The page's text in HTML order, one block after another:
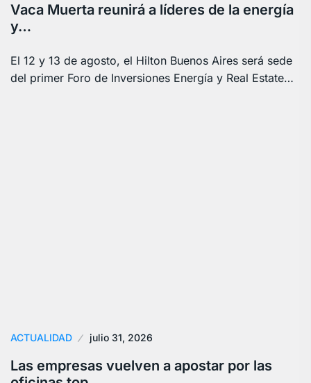
Vaca Muerta reunirá a líderes de la energía
y…
El 12 y 13 de agosto, el Hilton Buenos Aires será sede
del primer Foro de Inversiones Energía y Real Estate…
ACTUALIDAD julio 31, 2026
Las empresas vuelven a apostar por las